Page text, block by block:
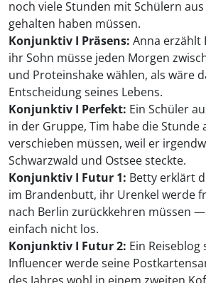
noch viele Stunden mit Schülern
gehalten haben müssen.
Konjunktiv I Präsens: Anna erzählt
ihr Sohn müsse jeden Morgen
und Proteinshake wählen, als wäre
Entscheidung seines Lebens.
Konjunktiv I Perfekt: Ein Schüler
in der Gruppe, Tim habe die Stunde
verschieben müssen, weil er
Schwarzwald und Ostsee steckte.
Konjunktiv I Futur 1: Betty erklärt
im Brandenbutt, ihr Urenkel werde
nach Berlin zurückkehren müssen
einfach nicht los.
Konjunktiv I Futur 2: Ein
Influencer werde seine